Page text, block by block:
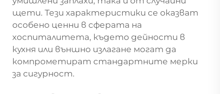
щети. Тези характеристики се оказват
особено ценни в сферата на
хоспиталитета, където дейности в
кухня или външно излагане могат да
компрометират стандартните мерки
за сигурност.